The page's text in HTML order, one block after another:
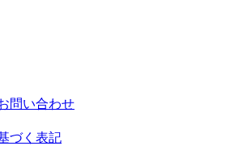
問い合わせ
づく表記